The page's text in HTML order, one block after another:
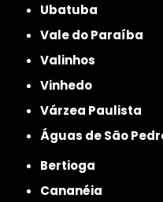
Ubatuba
Vale do Paraíba
Valinhos
Vinhedo
Várzea Paulista
Águas de São
Bertioga
Cananéia